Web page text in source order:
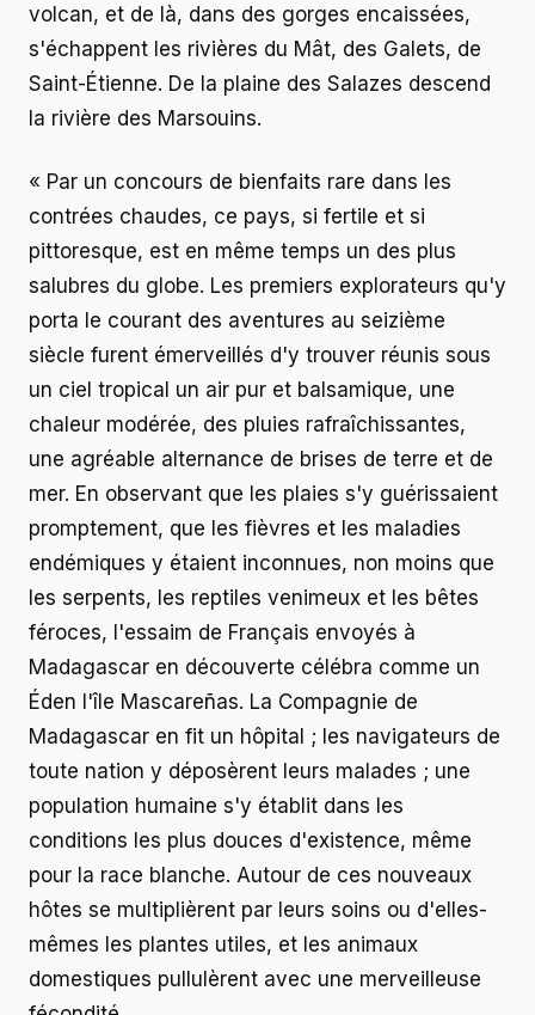
volcan, et de là, dans des gorges encaissées,
s'échappent les rivières du Mât, des Galets, de
Saint-Étienne. De la plaine des Salazes descend
la rivière des Marsouins.
« Par un concours de bienfaits rare dans les
contrées chaudes, ce pays, si fertile et si
pittoresque, est en même temps un des plus
salubres du globe. Les premiers explorateurs qu'y
porta le courant des aventures au seizième
siècle furent émerveillés d'y trouver réunis sous
un ciel tropical un air pur et balsamique, une
chaleur modérée, des pluies rafraîchissantes,
une agréable alternance de brises de terre et de
mer. En observant que les plaies s'y guérissaient
promptement, que les fièvres et les maladies
endémiques y étaient inconnues, non moins que
les serpents, les reptiles venimeux et les bêtes
féroces, l'essaim de Français envoyés à
Madagascar en découverte célébra comme un
Éden l'île Mascareñas. La Compagnie de
Madagascar en fit un hôpital ; les navigateurs de
toute nation y déposèrent leurs malades ; une
population humaine s'y établit dans les
conditions les plus douces d'existence, même
pour la race blanche. Autour de ces nouveaux
hôtes se multiplièrent par leurs soins ou d'elles-
mêmes les plantes utiles, et les animaux
domestiques pullulèrent avec une merveilleuse